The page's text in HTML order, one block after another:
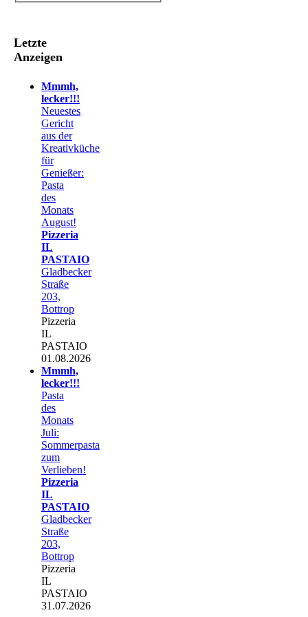
Letzte
Anzeigen
Mmmh,
lecker!!!
Neuestes
Gericht
aus der
Kreativküche
für
Genießer:
Pasta
des
Monats
August!
Pizzeria
IL
PASTAIO
Gladbecker
Straße
203,
Bottrop
Pizzeria
IL
PASTAIO
01.08.2026
Mmmh,
lecker!!!
Pasta
des
Monats
Juli:
Sommerpasta
zum
Verlieben!
Pizzeria
IL
PASTAIO
Gladbecker
Straße
203,
Bottrop
Pizzeria
IL
PASTAIO
31.07.2026